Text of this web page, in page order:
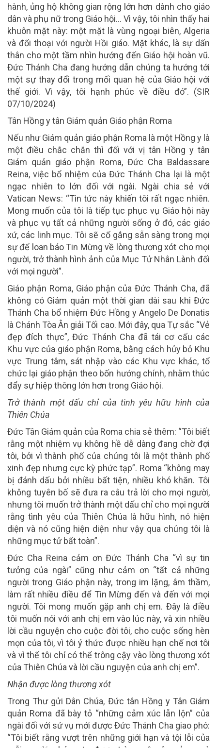
hành, ủng hộ không gian rộng lớn hơn dành cho giáo
dân và phụ nữ trong Giáo hội… Vì vậy, tôi nhìn thấy hai
khuôn mặt này: một mặt là vùng ngoại biên, Algeria
và đối thoại với người Hồi giáo. Mặt khác, là sự dấn
thân cho một tầm nhìn hướng đến Giáo hội hoàn vũ.
Đức Thánh Cha đang hướng dẫn chúng ta hướng tới
một sự thay đổi trong mối quan hệ của Giáo hội với
thế giới. Vì vậy, tôi hạnh phúc về điều đó”. (SIR
07/10/2024)
Tân Hồng y tân Giám quản Giáo phận Roma
Nếu như Giám quản giáo phận Roma là một Hồng y là
một điều chắc chắn thì đối với vị tân Hồng y tân
Giám quản giáo phận Roma, Đức Cha Baldassare
Reina, việc bổ nhiệm của Đức Thánh Cha lại là một
ngạc nhiên to lớn đối với ngài. Ngài chia sẻ với
Vatican News: “Tin tức này khiến tôi rất ngạc nhiên.
Mong muốn của tôi là tiếp tục phục vụ Giáo hội này
và phục vụ tất cả những người sống ở đó, các giáo
xứ, các linh mục. Tôi sẽ cố gắng sẵn sàng trong mọi
sự để loan báo Tin Mừng về lòng thương xót cho mọi
người, trở thành hình ảnh của Mục Tử Nhân Lành đối
với mọi người”.
Giáo phận Roma, Giáo phận của Đức Thánh Cha, đã
không có Giám quản một thời gian dài sau khi Đức
Thánh Cha bổ nhiệm Đức Hồng y Angelo De Donatis
là Chánh Tòa Ân giải Tối cao. Mới đây, qua Tự sắc “Vẻ
đẹp đích thực”, Đức Thánh Cha đã tái cơ cấu các
Khu vực của giáo phận Roma, bằng cách hủy bỏ Khu
vực Trung tâm, sát nhập vào các Khu vực khác, tổ
chức lại giáo phận theo bốn hướng chính, nhằm thúc
đẩy sự hiệp thông lớn hơn trong Giáo hội.
Trở thành một dấu chỉ của tình yêu hữu hình của
Thiên Chúa
Đức Tân Giám quản của Roma chia sẻ thêm: “Tôi biết
rằng một nhiệm vụ không hề dễ dàng đang chờ đợi
tôi, bởi vì thành phố của chúng tôi là một thành phố
xinh đẹp nhưng cực kỳ phức tạp”. Roma “không may
bị đánh dấu bởi nhiều bất tiện, nhiều khó khăn. Tôi
không tuyên bố sẽ đưa ra câu trả lời cho mọi người,
nhưng tôi muốn trở thành một dấu chỉ cho mọi người
rằng tình yêu của Thiên Chúa là hữu hình, nó hiện
diện và nó cũng hiện diện như vậy qua chúng tôi là
những mục tử bất toàn”.
Đức Cha Reina cảm ơn Đức Thánh Cha “vì sự tin
tưởng của ngài” cũng như cảm ơn “tất cả những
người trong Giáo phận này, trong im lặng, âm thầm,
làm rất nhiều điều để Tin Mừng đến và đến với mọi
người. Tôi mong muốn gặp anh chị em. Đây là điều
tôi muốn nói với anh chị em vào lúc này, và xin nhiều
lời cầu nguyện cho cuộc đời tôi, cho cuộc sống hèn
mọn của tôi, vì tôi ý thức được nhiều hạn chế nơi tôi
và vì thế tôi chỉ có thể trông cậy vào lòng thương xót
của Thiên Chúa và lời cầu nguyện của anh chị em”.
Nhận được lòng thương xót
Trong Thư gửi Dân Chúa, Đức tân Hồng y Tân Giám
quản Roma đã bày tỏ “những cảm xúc lẫn lộn” của
ngài đối với sứ vụ mới được Đức Thánh Cha giao phó:
“Tôi biết rằng vượt trên những giới hạn và tội lỗi của